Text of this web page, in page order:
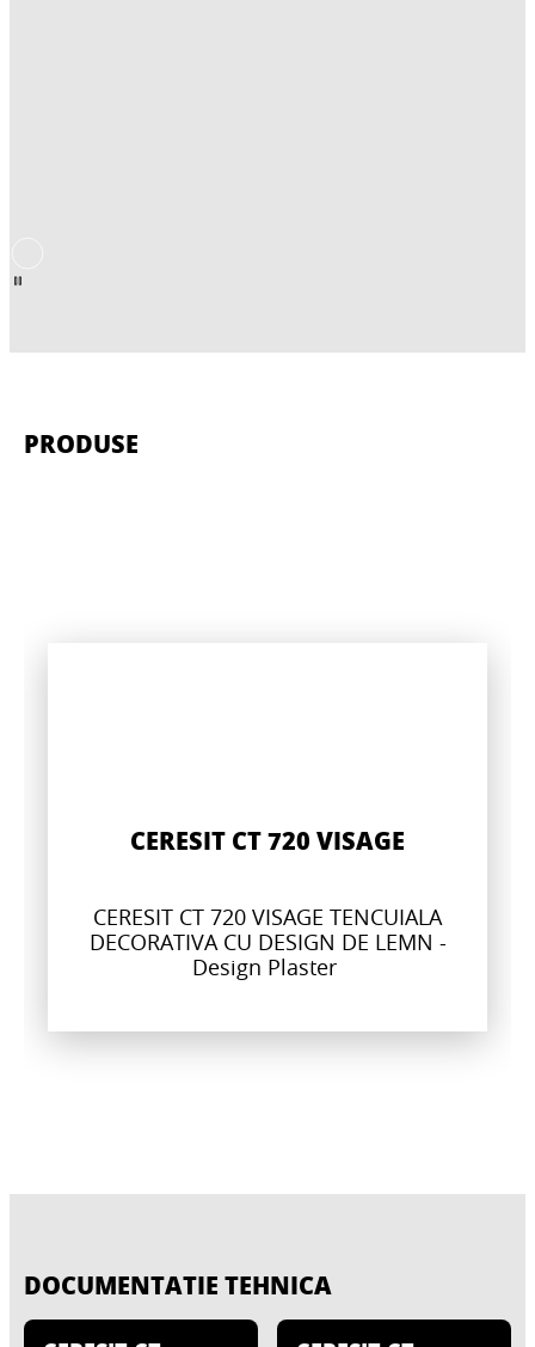
PRODUSE
CERESIT CT 720 VISAGE
CERESIT CT 720 VISAGE TENCUIALA
DECORATIVA CU DESIGN DE LEMN -
Design Plaster
DOCUMENTATIE TEHNICA